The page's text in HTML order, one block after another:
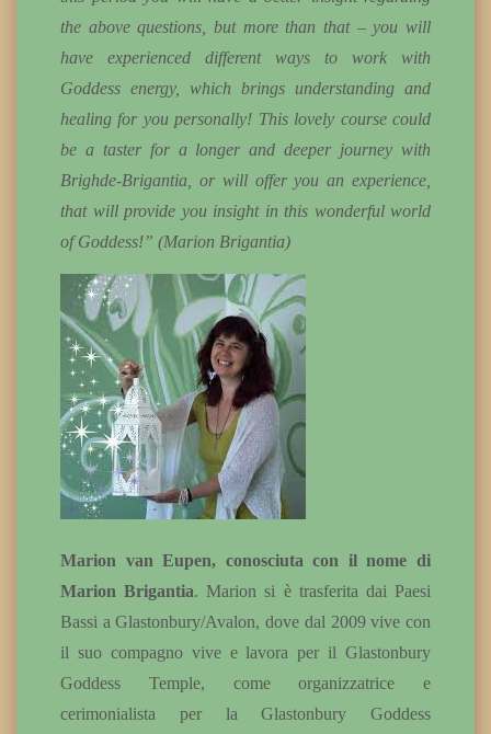
the above questions, but more than that – you will
have experienced different ways to work with
Goddess energy, which brings understanding and
healing for you personally! This lovely course could
be a taster for a longer and deeper journey with
Brighde-Brigantia, or will offer you an experience,
that will provide you insight in this wonderful world
of Goddess!” (Marion Brigantia)
Marion van Eupen, conosciuta con il nome di
Marion Brigantia. Marion si è trasferita dai Paesi
Bassi a Glastonbury/Avalon, dove dal 2009 vive con
il suo compagno vive e lavora per il Glastonbury
Goddess Temple, come organizzatrice e
cerimonialista per la Glastonbury Goddess